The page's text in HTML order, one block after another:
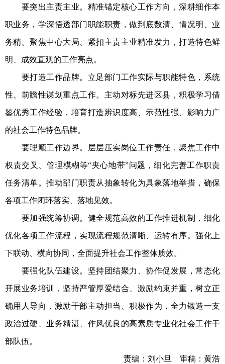
要突出主责主业。精准锚定核心工作方向，深耕细作本
职业务，学深悟透部门职能职责，做到底数清、情况明、业
务精。聚焦中心大局、紧扣主责主业精准发力，打造特色鲜
明、成效直观的工作亮点。
要打造工作品牌。立足部门工作实际与职能特色，系统
性、前瞻性谋划重点工作。主动对标先进区县，积极学习借
鉴优秀工作经验，培育打造辨识度高、示范性强、影响力广
的社会工作特色品牌。
要理顺工作边界。层层压实岗位工作责任，聚焦工作中
权责交叉、管理模糊等“夹心地带”问题，细化完善工作职责
任务清单。推动部门职责从抽象转化为具象落地举措，确保
各项工作闭环落实、落地见效。
要加强统筹协调。健全规范高效的工作推进机制，细化
优化各项工作流程，实现流程规范清晰、运转有序。强化上
下联动、横向协同，全面提升社会工作整体质效。
要强化队伍建设。坚持团结聚力、协作促发展，常态化
开展业务培训，坚持严管厚爱结合、激励约束并重，树立正
确用人导向，激励干部主动担当、积极作为，全力锻造一支
政治过硬、业务精湛、作风优良的高素质专业化社会工作干
部队伍。
责编：刘小旦 审稿：黄浩